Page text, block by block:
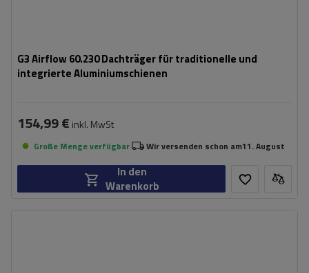
G3 Airflow 60.230 Dachträger für traditionelle und
integrierte Aluminiumschienen
154,99 € inkl. MwSt
Große Menge verfügbar Wir versenden schon am11. August
In den
Warenkorb